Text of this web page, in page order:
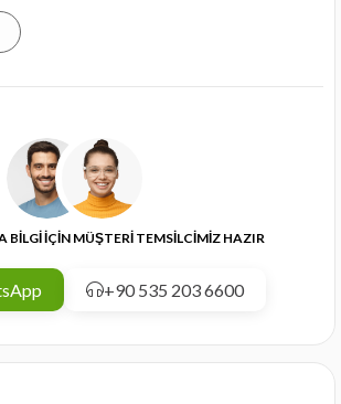
BİLGİ İÇİN MÜŞTERİ TEMSİLCİMİZ HAZIR
+90 535 203 6600